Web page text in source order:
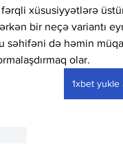
xüsusiyyətlərə
bir neçə variantı
səhifəni də həmin
olar.
1xbet yukle